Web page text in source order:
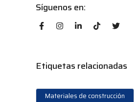
Síguenos en:
Etiquetas relacionadas
Materiales de construcción